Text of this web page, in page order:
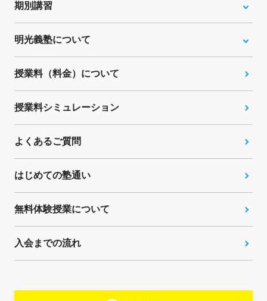
期別講習
明光義塾について
授業料（料金）について
授業料シミュレーション
よくあるご質問
はじめての塾通い
無料体験授業について
入会までの流れ